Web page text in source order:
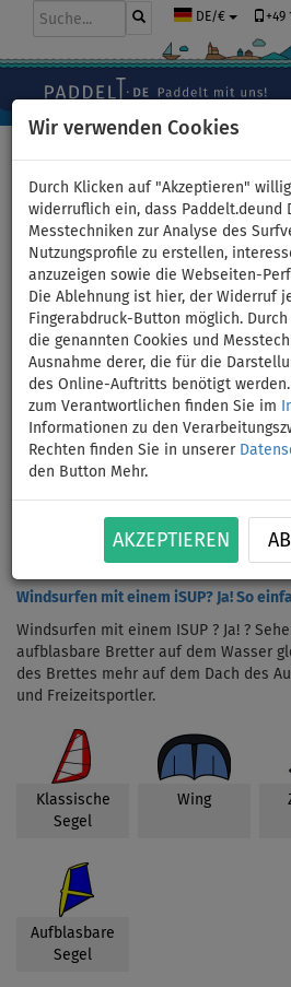
Wir verwenden Cookies
Durch Klicken auf "Akzeptieren"
widerruflich ein, dass Paddelt.deund
Messtechniken zur Analyse des
Nutzungsprofile zu erstellen,
anzuzeigen sowie die Webseiten-
Die Ablehnung ist hier, der Widerruf
Fingerabdruck-Button möglich.
die genannten Cookies und
Ausnahme derer, die für die
des Online-Auftritts benötigt
zum Verantwortlichen finden Sie im
Informationen zu den
Rechten finden Sie in unserer
den Button Mehr.
AKZEPTIEREN
DE/€ +49
WindSUP Board
Windsurfen mit einem iSUP? Ja! So
Windsurfen mit einem ISUP ? Ja! ?
aufblasbare Bretter auf dem Wasser
des Brettes mehr auf dem Dach des
und Freizeitsportler.
Klassische
Segel
Wing
Aufblasbare
Segel